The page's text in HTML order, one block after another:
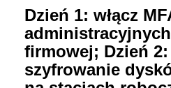
Dzień 1: włącz
firmowej; Dzień
szyfrowanie